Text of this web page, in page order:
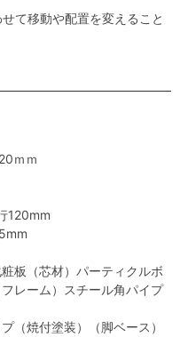
て移動や配置を変えること
ｍｍ
120mm
板（芯材）パーティクルボ
レーム）スチール角パイプ
（焼付塗装）（脚ベース）